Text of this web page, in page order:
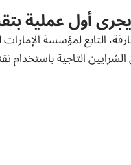
أول عملية
التابع لمؤسسة
التاجية باستخدام